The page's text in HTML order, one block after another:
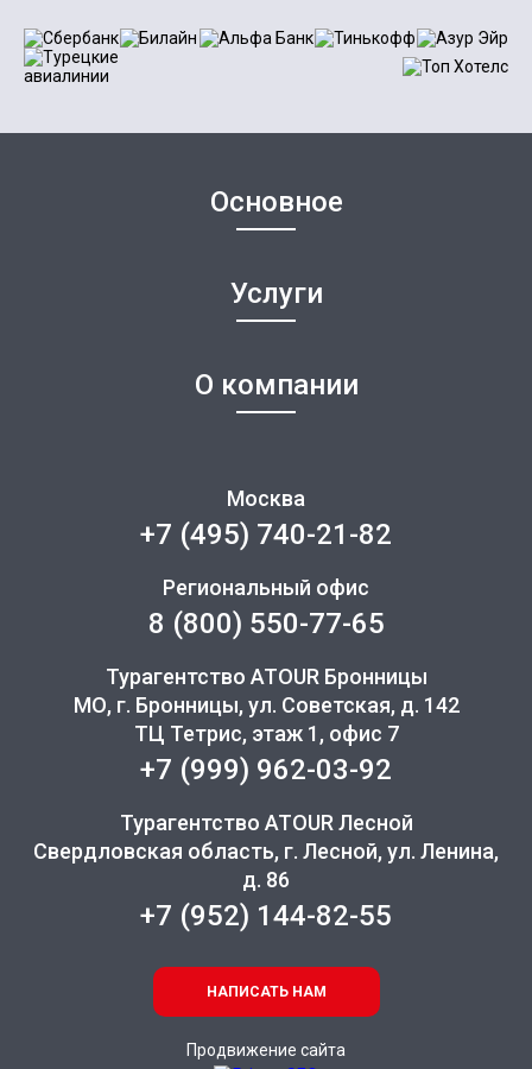
Основное
Услуги
О компании
Москва
+7 (495) 740-21-82
Региональный офис
8 (800) 550-77-65
Турагентство ATOUR Бронницы
МО, г. Бронницы, ул. Советская, д. 142
ТЦ Тетрис, этаж 1, офис 7
+7 (999) 962-03-92
Турагентство ATOUR Лесной
Свердловская область, г. Лесной, ул. Ленина,
д. 86
+7 (952) 144-82-55
НАПИСАТЬ НАМ
Продвижение сайта